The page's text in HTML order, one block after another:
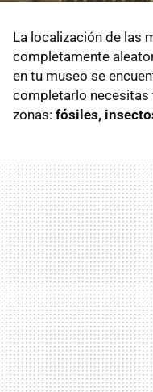
La localización de las
completamente
en tu museo se
completarlo necesitas
zonas: fósiles,